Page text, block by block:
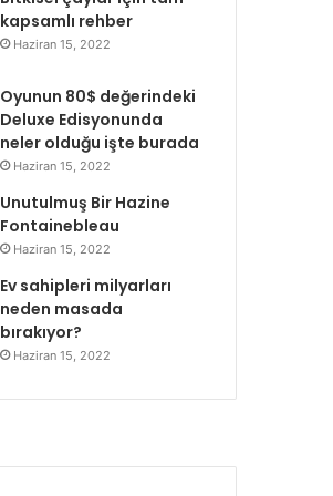
kapsamlı rehber
Haziran 15, 2022
Oyunun 80$ değerindeki
Deluxe Edisyonunda
neler olduğu işte burada
Haziran 15, 2022
Unutulmuş Bir Hazine
Fontainebleau
Haziran 15, 2022
Ev sahipleri milyarları
neden masada
bırakıyor?
Haziran 15, 2022